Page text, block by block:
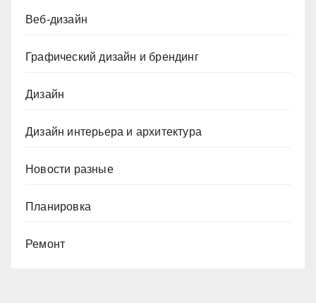
Веб-дизайн
Графический дизайн и брендинг
Дизайн
Дизайн интерьера и архитектура
Новости разные
Планировка
Ремонт